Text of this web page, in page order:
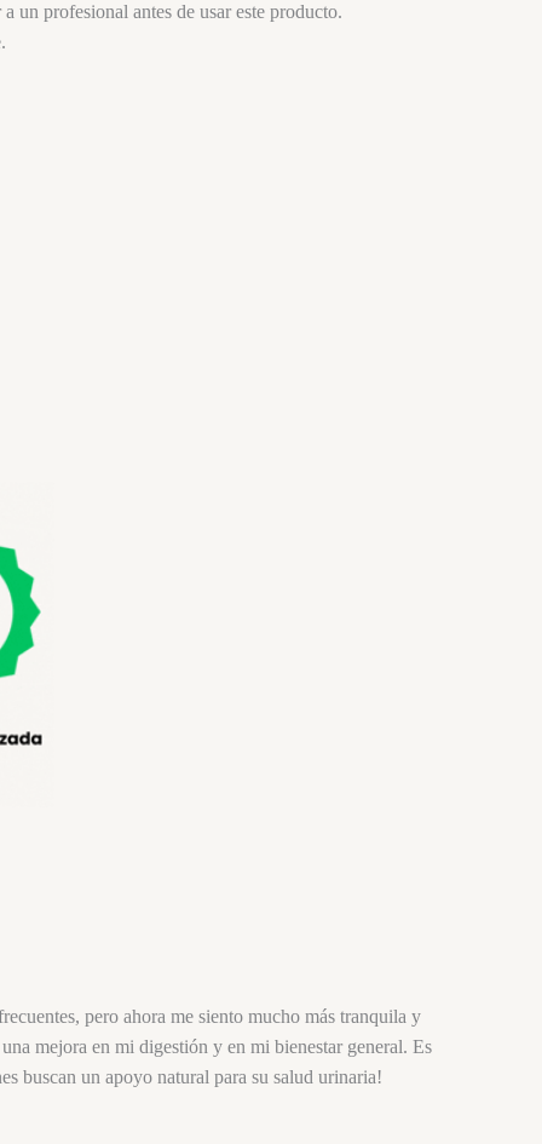
un profesional antes de usar este producto.
pero ahora me siento mucho más tranquila y
mejora en mi digestión y en mi bienestar general. Es
buscan un apoyo natural para su salud urinaria!